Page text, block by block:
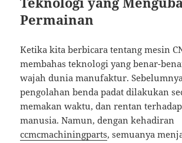
Permainan
Ketika kita berbicara tentang mesin
membahas teknologi yang benar-
wajah dunia manufaktur.
pengolahan benda padat dilakukan
memakan waktu, dan rentan
manusia. Namun, dengan kehadiran
ccmcmachiningparts, semuanya